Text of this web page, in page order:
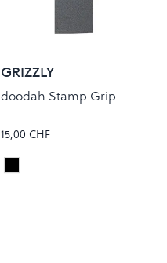
GRIZZLY
doodah Stamp Grip
15,00 CHF
Colour
Black